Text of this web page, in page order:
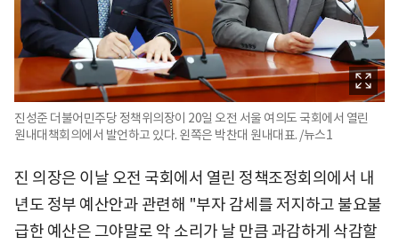
진성준 더불어민주당 정책위의장이 20일 오전 서울 여의도 국회에서 열린
원내대책회의에서 발언하고 있다. 왼쪽은 박찬대 원내대표. /뉴스1
진 의장은 이날 오전 국회에서 열린 정책조정회의에서 내
년도 정부 예산안과 관련해 "부자 감세를 저지하고 불요불
급한 예산은 그야말로 악 소리가 날 만큼 과감하게 삭감할